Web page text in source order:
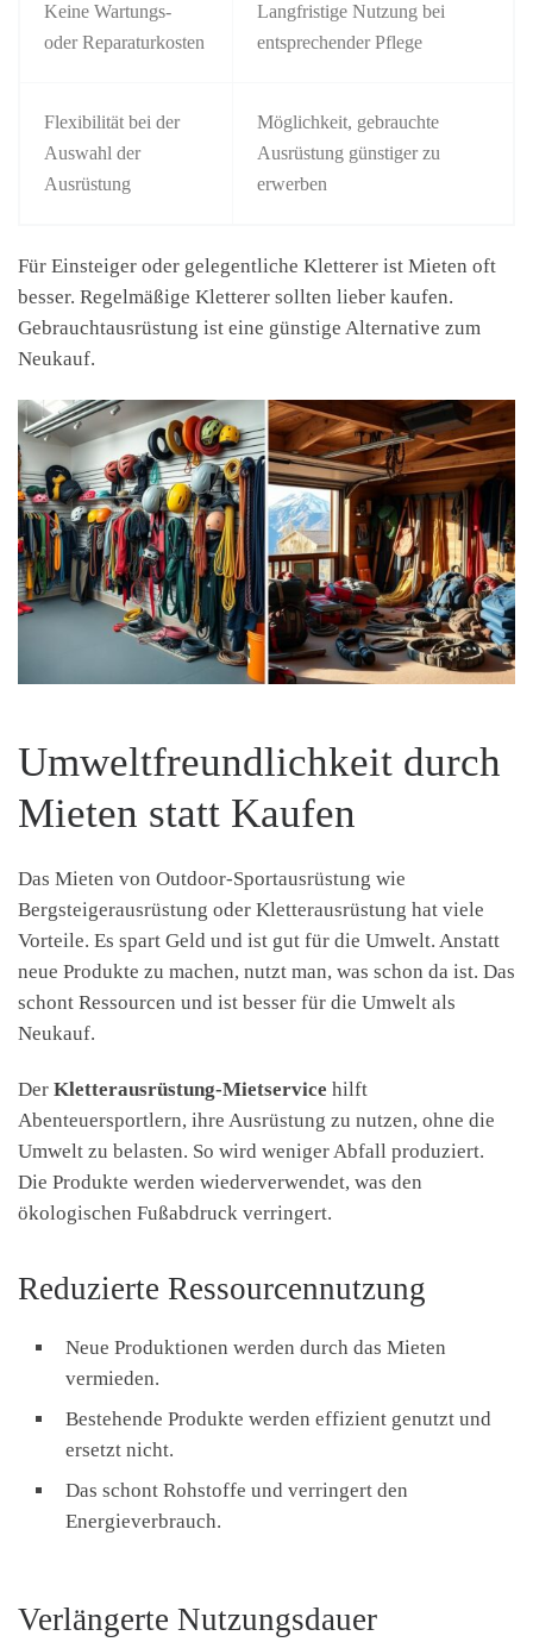
Keine Wartungs-
oder Reparaturkosten
Langfristige Nutzung bei
entsprechender Pflege
Flexibilität bei der
Auswahl der
Ausrüstung
Möglichkeit, gebrauchte
Ausrüstung günstiger zu
erwerben
Für Einsteiger oder gelegentliche Kletterer ist Mieten oft
besser. Regelmäßige Kletterer sollten lieber kaufen.
Gebrauchtausrüstung ist eine günstige Alternative zum
Neukauf.
Umweltfreundlichkeit durch
Mieten statt Kaufen
Das Mieten von Outdoor-Sportausrüstung wie
Bergsteigerausrüstung oder Kletterausrüstung hat viele
Vorteile. Es spart Geld und ist gut für die Umwelt. Anstatt
neue Produkte zu machen, nutzt man, was schon da ist. Das
schont Ressourcen und ist besser für die Umwelt als
Neukauf.
Der Kletterausrüstung-Mietservice hilft
Abenteuersportlern, ihre Ausrüstung zu nutzen, ohne die
Umwelt zu belasten. So wird weniger Abfall produziert.
Die Produkte werden wiederverwendet, was den
ökologischen Fußabdruck verringert.
Reduzierte Ressourcennutzung
Neue Produktionen werden durch das Mieten
vermieden.
Bestehende Produkte werden effizient genutzt und
ersetzt nicht.
Das schont Rohstoffe und verringert den
Energieverbrauch.
Verlängerte Nutzungsdauer